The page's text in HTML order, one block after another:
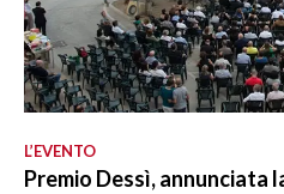
L’EVENTO
Premio Dessì, annunciata